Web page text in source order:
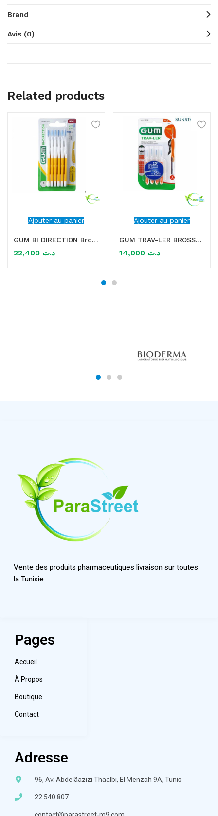
Brand
Avis (0)
Related products
Ajouter au panier
GUM BI DIRECTION Brossette interdentaire 1.4MM
د.ت
Ajouter au panier
GUM TRAV-LER BROSSETTES X4 0.9 MM
د.ت
Vente des produits pharmaceutiques livraison sur toutes
la Tunisie
Pages
Accueil
À Propos
Boutique
Contact
Adresse
96, Av. Abdelãazizi Thäalbi, El Menzah 9A, Tunis
22 540 807
contact@parastreet-m9.com